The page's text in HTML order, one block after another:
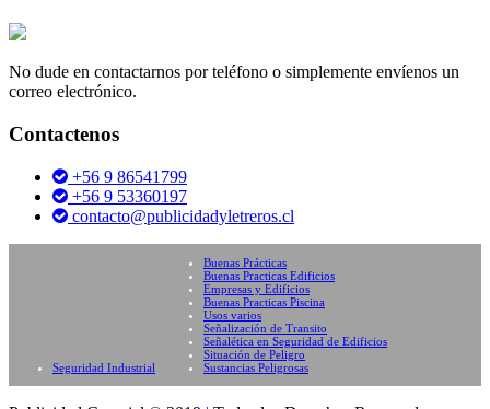
No dude en contactarnos por teléfono o simplemente envíenos un
correo electrónico.
Contactenos
+56 9 86541799
+56 9 53360197
contacto@publicidadyletreros.cl
Seguridad Industrial
Buenas Prácticas
Buenas Practicas Edificios
Empresas y Edificios
Buenas Practicas Piscina
Usos varios
Señalización de Transito
Señalética en Seguridad de Edificios
Situación de Peligro
Sustancias Peligrosas